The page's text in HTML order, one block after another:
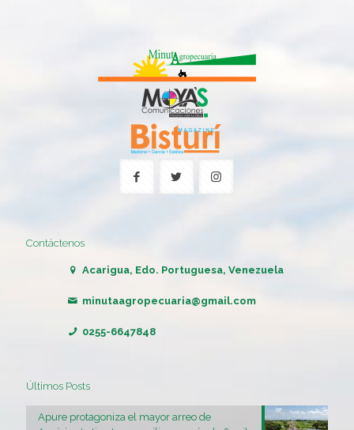
Contáctenos
Acarigua, Edo. Portuguesa, Venezuela
minutaagropecuaria@gmail.com
0255-6647848
Últimos Posts
Apure protagoniza el mayor arreo de